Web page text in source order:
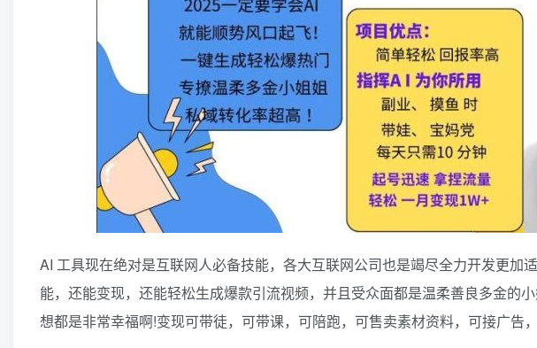
AI 工具现在绝对是互联网人必备技能，各大互联网公司也是竭尽全力开发更加
能，还能变现，还能轻松生成爆款引流视频，并且受众面都是温柔善良多金的
想都是非常幸福啊!变现可带徒，可带课，可陪跑，可售卖素材资料，可接广告